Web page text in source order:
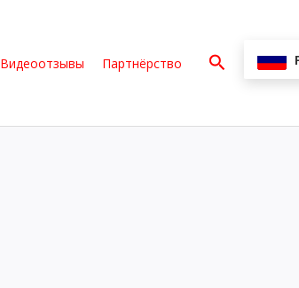
Видеоотзывы Партнёрство Поиск